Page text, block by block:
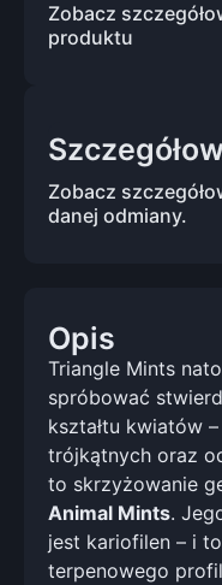
Opis
Triangle Mints
spróbować
kształtu kwiatów
trójkątnych oraz
to skrzyżowanie
Animal Mints.
jest kariofilen – i
terpenowego
Zobacz
produktu
Zobacz
danej odmiany.